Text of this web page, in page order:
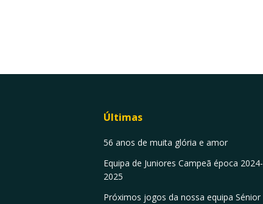
Últimas
56 anos de muita glória e amor
Equipa de Juniores Campeã época 2024-
2025
Próximos jogos da nossa equipa Sénior